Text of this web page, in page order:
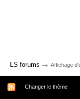
LS forums → Affichage
Changer le thème